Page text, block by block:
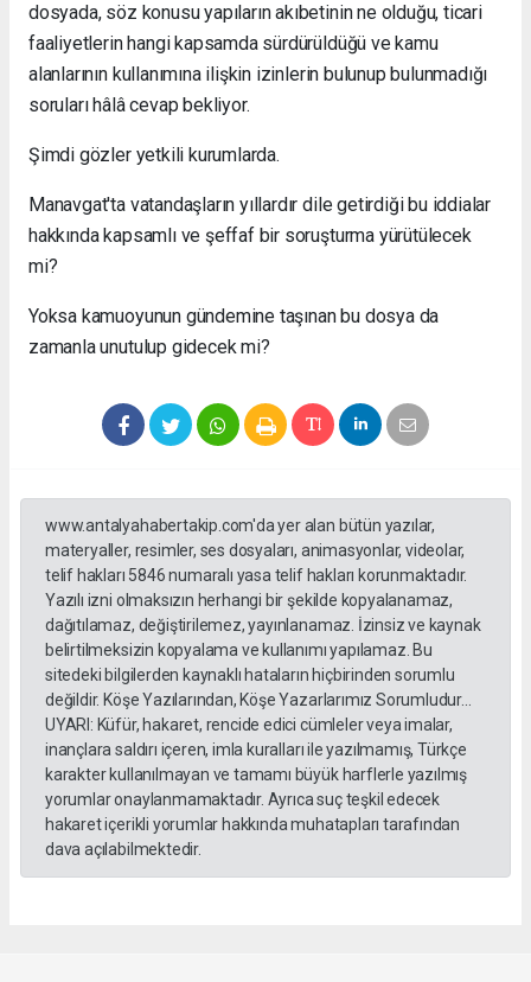
dosyada, söz konusu yapıların akıbetinin ne olduğu, ticari
faaliyetlerin hangi kapsamda sürdürüldüğü ve kamu
alanlarının kullanımına ilişkin izinlerin bulunup bulunmadığı
soruları hâlâ cevap bekliyor.
Şimdi gözler yetkili kurumlarda.
Manavgat'ta vatandaşların yıllardır dile getirdiği bu iddialar
hakkında kapsamlı ve şeffaf bir soruşturma yürütülecek
mi?
Yoksa kamuoyunun gündemine taşınan bu dosya da
zamanla unutulup gidecek mi?
www.antalyahabertakip.com'da yer alan bütün yazılar,
materyaller, resimler, ses dosyaları, animasyonlar, videolar,
telif hakları 5846 numaralı yasa telif hakları korunmaktadır.
Yazılı izni olmaksızın herhangi bir şekilde kopyalanamaz,
dağıtılamaz, değiştirilemez, yayınlanamaz. İzinsiz ve kaynak
belirtilmeksizin kopyalama ve kullanımı yapılamaz. Bu
sitedeki bilgilerden kaynaklı hataların hiçbirinden sorumlu
değildir. Köşe Yazılarından, Köşe Yazarlarımız Sorumludur...
UYARI: Küfür, hakaret, rencide edici cümleler veya imalar,
inançlara saldırı içeren, imla kuralları ile yazılmamış, Türkçe
karakter kullanılmayan ve tamamı büyük harflerle yazılmış
yorumlar onaylanmamaktadır. Ayrıca suç teşkil edecek
hakaret içerikli yorumlar hakkında muhatapları tarafından
dava açılabilmektedir.